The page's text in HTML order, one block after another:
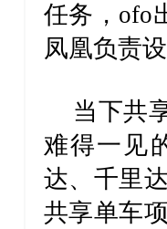
任务，ofo
凤凰负责
当下共
难得一见
达、千里
共享单车